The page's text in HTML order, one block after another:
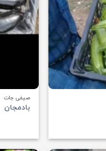
صیفی جات
بادمجان